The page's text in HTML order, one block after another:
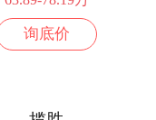
询底价